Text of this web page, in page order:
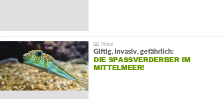
Giftig, invasiv, gefährlich:
DIE SPASSVERDERBER IM M
ITTELMEER!